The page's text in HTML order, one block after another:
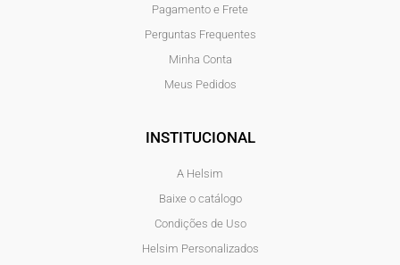
Pagamento e Frete
Perguntas Frequentes
Minha Conta
Meus Pedidos
INSTITUCIONAL
A Helsim
Baixe o catálogo
Condições de Uso
Helsim Personalizados